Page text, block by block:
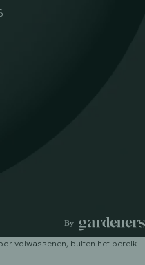
volwassenen, buiten het bereik